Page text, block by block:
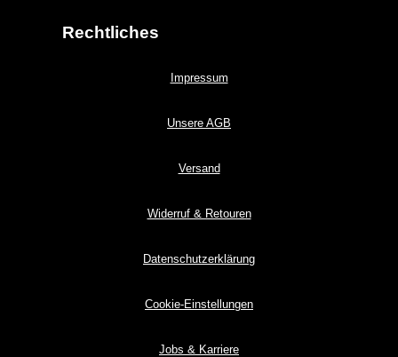
Rechtliches
Impressum
Unsere AGB
Versand
Widerruf & Retouren
Datenschutzerklärung
Cookie-Einstellungen
Jobs & Karriere